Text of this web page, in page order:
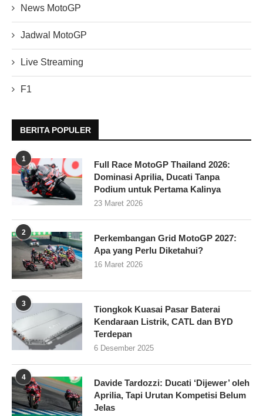
News MotoGP
Jadwal MotoGP
Live Streaming
F1
BERITA POPULER
1
Full Race MotoGP Thailand 2026:
Dominasi Aprilia, Ducati Tanpa
Podium untuk Pertama Kalinya
23 Maret 2026
2
Perkembangan Grid MotoGP 2027:
Apa yang Perlu Diketahui?
16 Maret 2026
3
Tiongkok Kuasai Pasar Baterai
Kendaraan Listrik, CATL dan BYD
Terdepan
6 Desember 2025
4
Davide Tardozzi: Ducati ‘Dijewer’ oleh
Aprilia, Tapi Urutan Kompetisi Belum
Jelas